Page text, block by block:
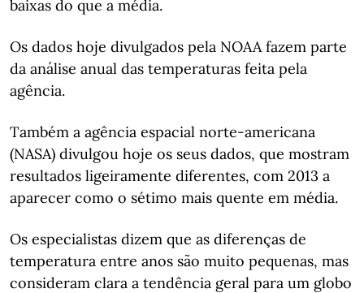
baixas do que a média.
Os dados hoje divulgados pela NOAA fazem parte
da análise anual das temperaturas feita pela
agência.
Também a agência espacial norte-americana
(NASA) divulgou hoje os seus dados, que mostram
resultados ligeiramente diferentes, com 2013 a
aparecer como o sétimo mais quente em média.
Os especialistas dizem que as diferenças de
temperatura entre anos são muito pequenas, mas
consideram clara a tendência geral para um globo